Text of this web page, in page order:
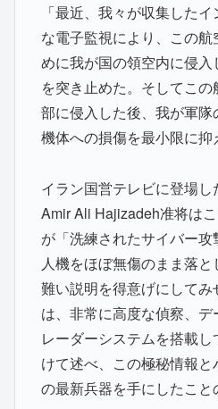
「最近、我々が収集した
な電子監視により、この
めに我が国の領空内に侵
を突き止めた。そしてこ
部に侵入した後、我が軍隊
機体への損傷を最小限に抑
イラン国営テレビに登場
Amir Ali Hajizadeh准将は
が「洗練されたサイバー
人機をほぼ無傷のまま落
難い説明を得意げにして
は、非常に高度な偵察、
レーダーシステムを搭載
けて述べ、この極秘情報
の最新兵器を手にしたこと